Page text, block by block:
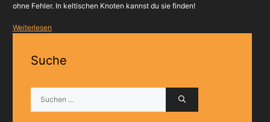
ohne Fehler. In keltischen Knoten kannst du sie finden!
Weiterlesen
Suche
nach: